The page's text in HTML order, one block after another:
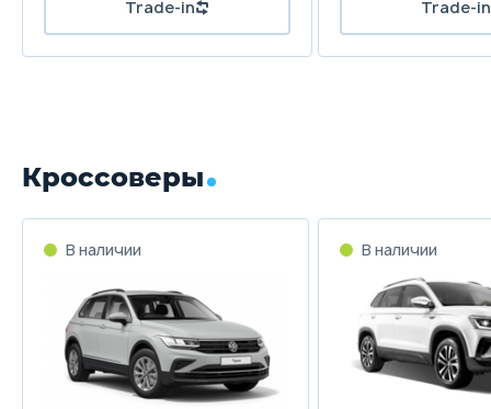
Trade-in Trade-in
Кроссоверы
В наличии В наличии